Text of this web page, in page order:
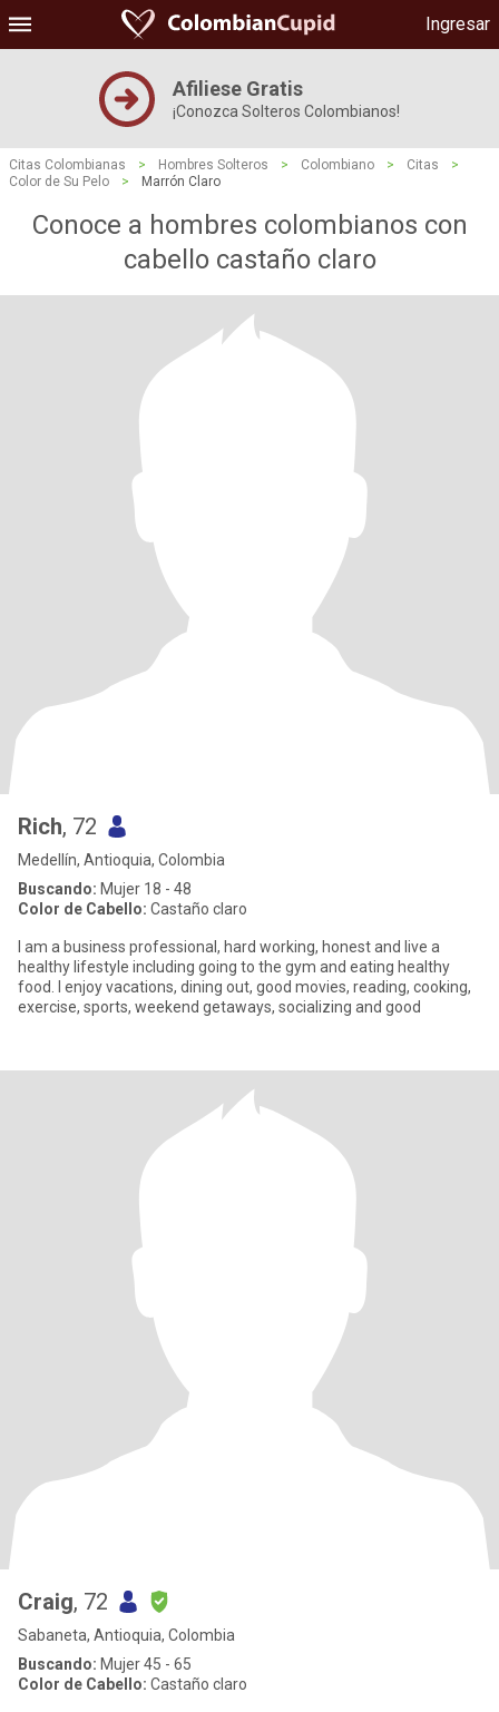
Ingresar
Afiliese Gratis
¡Conozca Solteros Colombianos!
Citas Colombianas > Hombres Solteros > Colombiano > Citas
>
Color de Su Pelo
> Marrón Claro
Conoce a hombres colombianos con
cabello castaño claro
Rich, 72
Medellín, Antioquia, Colombia
Buscando: Mujer 18 - 48
Color de Cabello: Castaño claro
I am a business professional, hard working, honest and live a
healthy lifestyle including going to the gym and eating healthy
food. I enjoy vacations, dining out, good movies, reading, cooking,
exercise, sports, weekend getaways, socializing and good
Craig, 72
Sabaneta, Antioquia, Colombia
Buscando: Mujer 45 - 65
Color de Cabello: Castaño claro